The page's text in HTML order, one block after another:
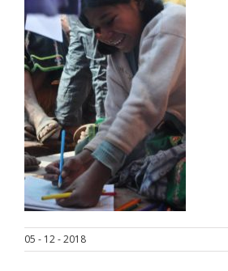
05 - 12 - 2018